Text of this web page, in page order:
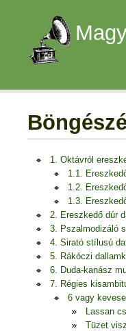
1. Oktávról
1.1.
1.2.
1.3.
2. Ereszkedő dúr
3. Pszalmodizáló
4. Sirató stílusú
5. Rákóczi
6. Duda-kanász
7. Régies
6 vagy
Lassan
Tüzet